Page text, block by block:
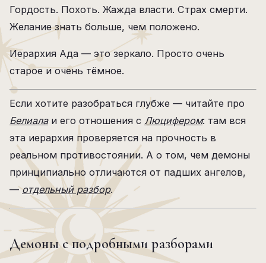
Гордость. Похоть. Жажда власти. Страх смерти.
Желание знать больше, чем положено.
Иерархия Ада — это зеркало. Просто очень
старое и очень тёмное.
Если хотите разобраться глубже — читайте про
Белиалаи его отношения с Люцифером: там вся
эта иерархия проверяется на прочность в
реальном противостоянии. А о том, чем демоны
принципиально отличаются от падших ангелов,
—отдельный разбор.
Демоны с подробными разборами